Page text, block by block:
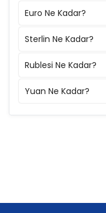
Euro Ne Kadar?
Sterlin Ne Kadar?
Rublesi Ne Kadar?
Yuan Ne Kadar?